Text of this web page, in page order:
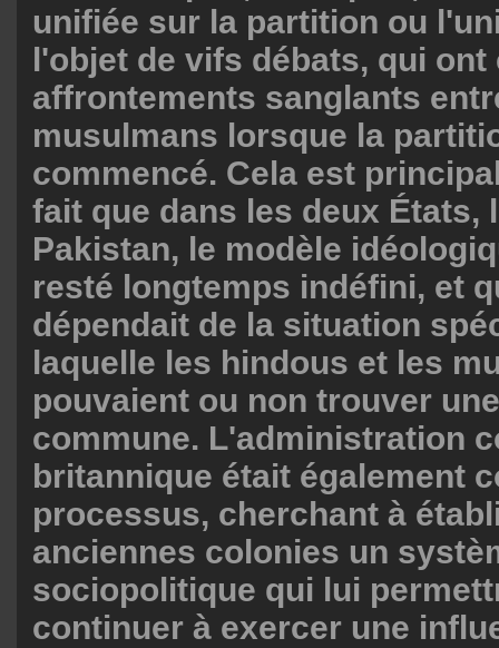
unifiée sur la partition ou
l'objet de vifs débats, qui
affrontements sanglants
musulmans lorsque la
commencé. Cela est
fait que dans les deux États,
Pakistan, le modèle
resté longtemps indéfini, et
dépendait de la situation
laquelle les hindous et les
pouvaient ou non trouver
commune. L'administration
britannique était également
processus, cherchant à
anciennes colonies un
sociopolitique qui lui
continuer à exercer une